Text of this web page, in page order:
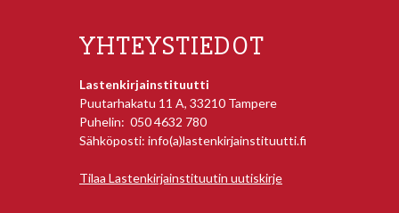
YHTEYSTIEDOT
Lastenkirjainstituutti
Puutarhakatu 11 A, 33210 Tampere
Puhelin: 050 4632 780
Sähköposti: info(a)lastenkirjainstituutti.fi
Tilaa Lastenkirjainstituutin uutiskirje